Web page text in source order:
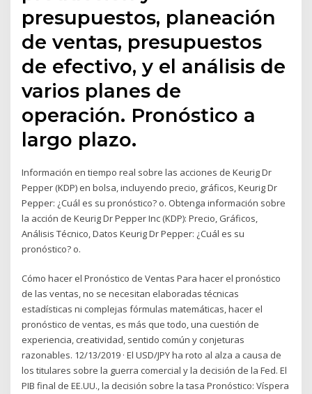
presupuestos, planeación
de ventas, presupuestos
de efectivo, y el análisis de
varios planes de
operación. Pronóstico a
largo plazo.
Información en tiempo real sobre las acciones de Keurig Dr
Pepper (KDP) en bolsa, incluyendo precio, gráficos, Keurig Dr
Pepper: ¿Cuál es su pronóstico? o. Obtenga información sobre
la acción de Keurig Dr Pepper Inc (KDP): Precio, Gráficos,
Análisis Técnico, Datos Keurig Dr Pepper: ¿Cuál es su
pronóstico? o.
Cómo hacer el Pronóstico de Ventas Para hacer el pronóstico
de las ventas, no se necesitan elaboradas técnicas
estadísticas ni complejas fórmulas matemáticas, hacer el
pronóstico de ventas, es más que todo, una cuestión de
experiencia, creatividad, sentido común y conjeturas
razonables. 12/13/2019 · El USD/JPY ha roto al alza a causa de
los titulares sobre la guerra comercial y la decisión de la Fed. El
PIB final de EE.UU., la decisión sobre la tasa Pronóstico: Víspera